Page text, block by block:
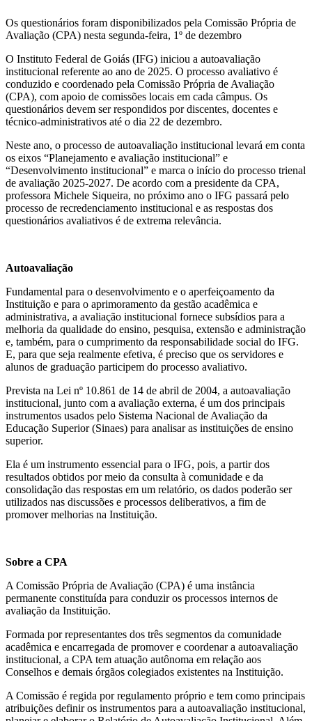
Os questionários foram disponibilizados pela Comissão Própria de
Avaliação (CPA) nesta segunda-feira, 1º de dezembro
O Instituto Federal de Goiás (IFG) iniciou a autoavaliação
institucional referente ao ano de 2025. O processo avaliativo é
conduzido e coordenado pela Comissão Própria de Avaliação
(CPA), com apoio de comissões locais em cada câmpus. Os
questionários devem ser respondidos por discentes, docentes e
técnico-administrativos até o dia 22 de dezembro.
Neste ano, o processo de autoavaliação institucional levará em conta
os eixos “Planejamento e avaliação institucional” e
“Desenvolvimento institucional” e marca o início do processo trienal
de avaliação 2025-2027. De acordo com a presidente da CPA,
professora Michele Siqueira, no próximo ano o IFG passará pelo
processo de recredenciamento institucional e as respostas dos
questionários avaliativos é de extrema relevância.
Autoavaliação
Fundamental para o desenvolvimento e o aperfeiçoamento da
Instituição e para o aprimoramento da gestão acadêmica e
administrativa, a avaliação institucional fornece subsídios para a
melhoria da qualidade do ensino, pesquisa, extensão e administração
e, também, para o cumprimento da responsabilidade social do IFG.
E, para que seja realmente efetiva, é preciso que os servidores e
alunos de graduação participem do processo avaliativo.
Prevista na Lei nº 10.861 de 14 de abril de 2004, a autoavaliação
institucional, junto com a avaliação externa, é um dos principais
instrumentos usados pelo Sistema Nacional de Avaliação da
Educação Superior (Sinaes) para analisar as instituições de ensino
superior.
Ela é um instrumento essencial para o IFG, pois, a partir dos
resultados obtidos por meio da consulta à comunidade e da
consolidação das respostas em um relatório, os dados poderão ser
utilizados nas discussões e processos deliberativos, a fim de
promover melhorias na Instituição.
Sobre a CPA
A Comissão Própria de Avaliação (CPA) é uma instância
permanente constituída para conduzir os processos internos de
avaliação da Instituição.
Formada por representantes dos três segmentos da comunidade
acadêmica e encarregada de promover e coordenar a autoavaliação
institucional, a CPA tem atuação autônoma em relação aos
Conselhos e demais órgãos colegiados existentes na Instituição.
A Comissão é regida por regulamento próprio e tem como principais
atribuições definir os instrumentos para a autoavaliação institucional,